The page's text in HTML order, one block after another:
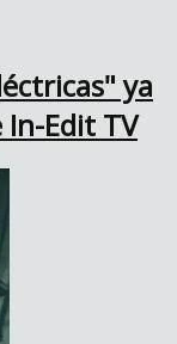
ya
Edit TV